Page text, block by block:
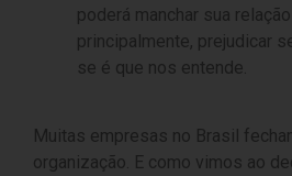
poderá manchar sua
principalmente, prejudicar
se é que nos entende.
Muitas empresas no Brasil
organização. E como vimos ao